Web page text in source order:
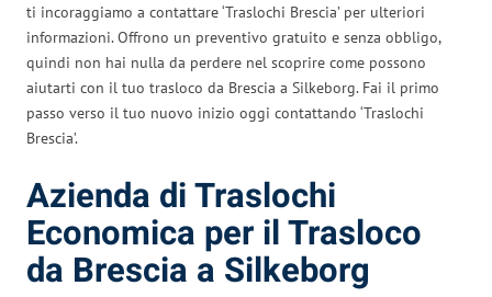
ti incoraggiamo a contattare ‘Traslochi Brescia’ per ulteriori
informazioni. Offrono un preventivo gratuito e senza obbligo,
quindi non hai nulla da perdere nel scoprire come possono
aiutarti con il tuo trasloco da Brescia a Silkeborg. Fai il primo
passo verso il tuo nuovo inizio oggi contattando ‘Traslochi
Brescia’.
Azienda di Traslochi
Economica per il Trasloco
da Brescia a Silkeborg